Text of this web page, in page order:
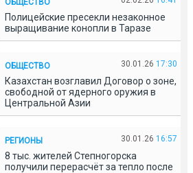
Полицейские пресекли незаконное
выращивание конопли в Таразе
ОБЩЕСТВО 30.01.26 17:30
Казахстан возглавил Договор о зоне,
свободной от ядерного оружия в
Центральной Азии
РЕГИОНЫ 30.01.26 16:57
8 тыс. жителей Степногорска
получили перерасчёт за тепло после